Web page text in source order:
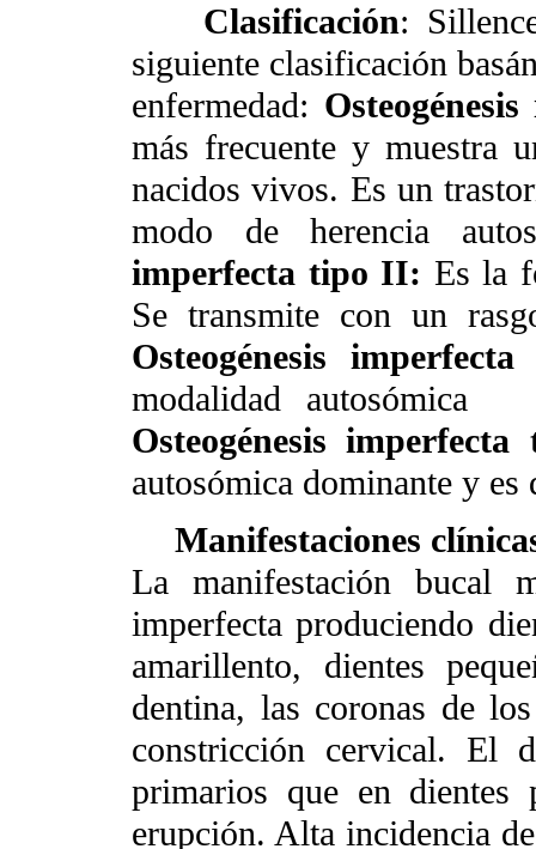
Clasificación:
siguiente clasificación
enfermedad:
más frecuente y muestra
nacidos vivos. Es un
modo de herencia
imperfecta tipo II: Es la
Se transmite con un
Osteogénesis
modalidad autosómica
Osteogénesis
autosómica dominante y es
Manifestaciones
La manifestación bucal
imperfecta produciendo
amarillento, dientes
dentina, las coronas de
constricción cervical. El
primarios que en dientes
erupción. Alta incidencia